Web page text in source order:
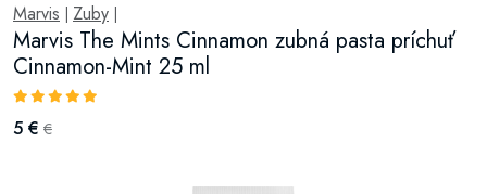
Marvis Zuby
Marvis The Mints Cinnamon zubná pasta príchuť
Cinnamon-Mint 25 ml
5 € €